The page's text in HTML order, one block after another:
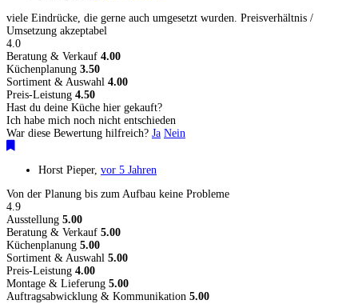
viele Eindrücke, die gerne auch umgesetzt wurden. Preisverhältnis /
Umsetzung akzeptabel
4.0
Beratung & Verkauf 4.00
Küchenplanung 3.50
Sortiment & Auswahl 4.00
Preis-Leistung 4.50
Hast du deine Küche hier gekauft?
Ich habe mich noch nicht entschieden
War diese Bewertung hilfreich? Ja Nein
Horst Pieper, vor 5 Jahren
Von der Planung bis zum Aufbau keine Probleme
4.9
Ausstellung 5.00
Beratung & Verkauf 5.00
Küchenplanung 5.00
Sortiment & Auswahl 5.00
Preis-Leistung 4.00
Montage & Lieferung 5.00
Auftragsabwicklung & Kommunikation 5.00